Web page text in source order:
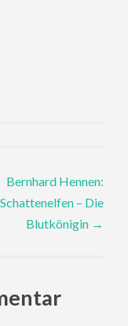
Bernhard Hennen:
Schattenelfen – Die
Blutkönigin →